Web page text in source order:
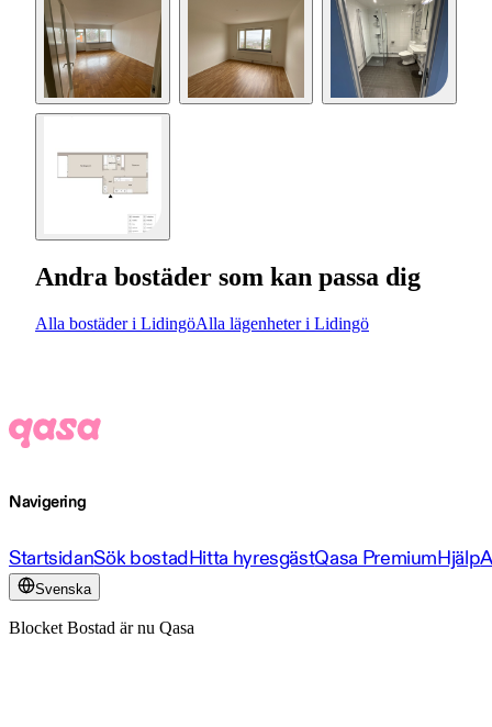
Andra bostäder som kan passa dig
Alla bostäder i LidingöAlla lägenheter i Lidingö
Navigering
StartsidanSök bostadHitta hyresgästQasa PremiumHjälp
Svenska
Blocket Bostad är nu Qasa